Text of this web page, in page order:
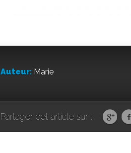
Auteur: Marie
Partager cet article sur :